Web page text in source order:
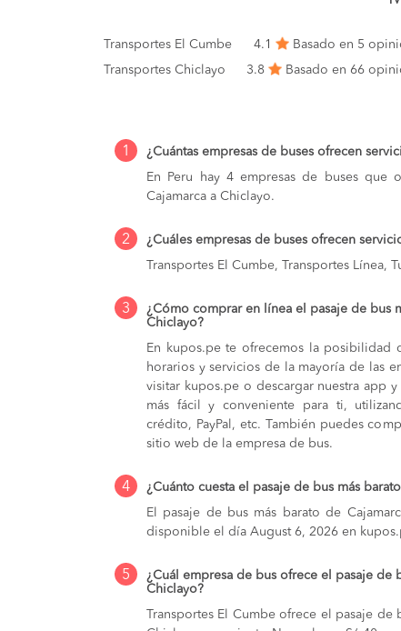
Transportes El Cumbe 4.1 Basado en 5
Transportes Chiclayo
3.8 Basado en 66
1
¿Cuántas empresas de buses ofrecen
En Peru hay 4 empresas de buses que
Cajamarca a Chiclayo.
2
¿Cuáles empresas de buses ofrecen
Transportes El Cumbe, Transportes Línea,
3
¿Cómo comprar en línea el pasaje de bus
Chiclayo?
En kupos.pe te ofrecemos la posibilidad
horarios y servicios de la mayoría de las
visitar kupos.pe o descargar nuestra app
más fácil y conveniente para ti,
crédito, PayPal, etc. También puedes
sitio web de la empresa de bus.
4
¿Cuánto cuesta el pasaje de bus más
El pasaje de bus más barato de
disponible el día August 6, 2026 en
5
¿Cuál empresa de bus ofrece el pasaje de
Chiclayo?
Transportes El Cumbe ofrece el pasaje de